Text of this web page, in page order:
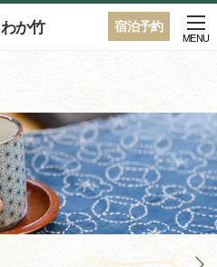
宿泊予約
か竹
MENU